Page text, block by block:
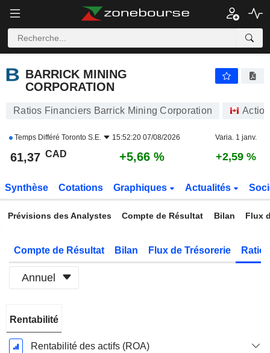
BARRICK MINING
CORPORATION
Ratios Financiers Barrick Mining Corporation
Temps Différé Toronto S.E. 15:52:20 07/08/2026 Varia. 1 janv.
61,37 CAD +5,66 % +2,59 %
Synthèse Cotations Graphiques Actualités
Prévisions des Analystes Compte de Résultat Bilan Flux
Compte de Résultat Bilan Flux de Trésorerie
Annuel
Fiscale:
Décembre
Rentabilité
Rentabilité des actifs (ROA)